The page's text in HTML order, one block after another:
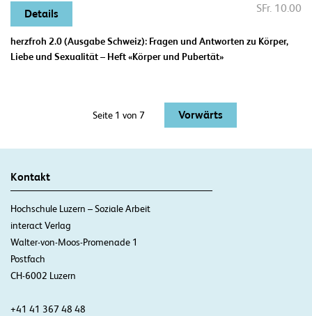
Details SFr. 10.00
herzfroh 2.0 (Ausgabe Schweiz): Fragen und Antworten zu Körper,
Liebe und Sexualität – Heft «Körper und Pubertät»
Seite 1 von 7 Vorwärts
Kontakt
Hochschule Luzern – Soziale Arbeit
interact Verlag
Walter-von-Moos-Promenade 1
Postfach
CH-6002 Luzern
+41 41 367 48 48